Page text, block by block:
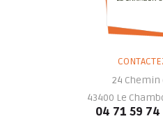
24 Chemin
43400 Le
04 71 59 74